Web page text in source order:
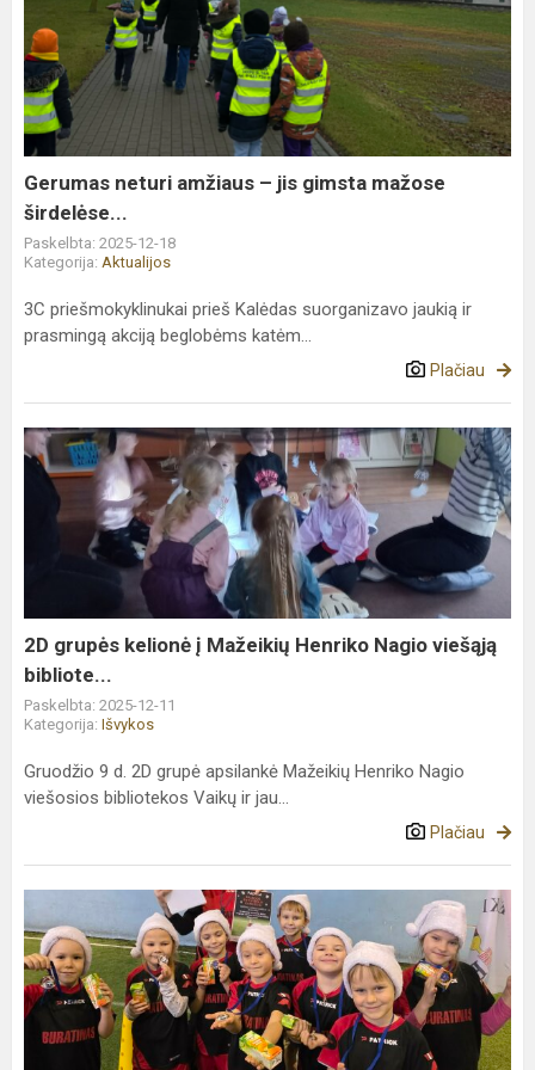
amžiaus
–
jis
gimsta
mažose
širdelėse...
Gerumas neturi amžiaus – jis gimsta mažose
širdelėse...
Paskelbta: 2025-12-18
Kategorija: Aktualijos
3C priešmokyklinukai prieš Kalėdas suorganizavo jaukią ir
prasmingą akciją beglobėms katėm...
Plačiau
2D
grupės
kelionė
Mažeikių
viešąją
bibliote...
2D grupės kelionė į Mažeikių Henriko Nagio viešąją
bibliote...
Paskelbta: 2025-12-11
Kategorija: Išvykos
Gruodžio 9 d. 2D grupė apsilankė Mažeikių Henriko Nagio
viešosios bibliotekos Vaikų ir jau...
Plačiau
Kalėdos
su
futbolo
kamuoliu